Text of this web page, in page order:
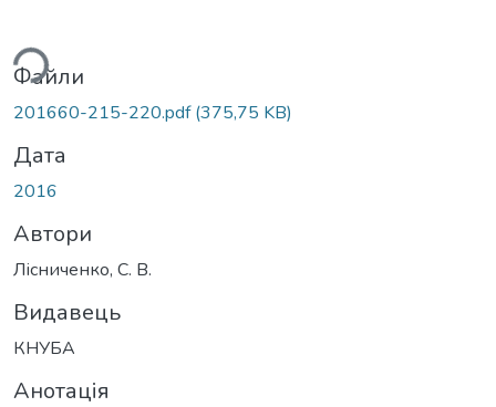
Файли
201660-215-220.pdf(375,75 KB)
Дата
2016
Автори
Лісниченко, С. В.
Видавець
КНУБА
Анотація